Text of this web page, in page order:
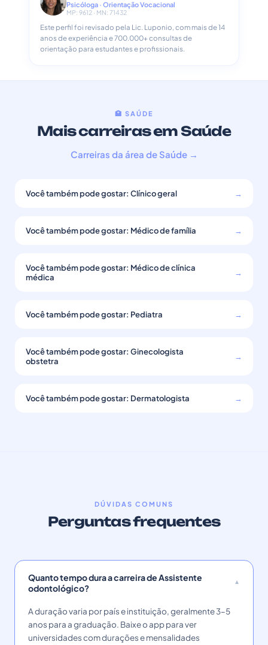
Psicóloga · Orientação Vocacional
MP: 9612 · MN: 71432
Este perfil foi revisado pela Lic. Luponio, com mais de 14
anos de experiência e 700.000+ consultas de
orientação para estudantes e profissionais.
🏥 SAÚDE
Mais carreiras em Saúde
Carreiras da área de Saúde →
Você também pode gostar: Clínico geral →
Você também pode gostar: Médico de família →
Você também pode gostar: Médico de clínica
médica
→
Você também pode gostar: Pediatra →
Você também pode gostar: Ginecologista
obstetra
→
Você também pode gostar: Dermatologista →
DÚVIDAS COMUNS
Perguntas frequentes
Quanto tempo dura a carreira de Assistente
odontológico?
A duração varia por país e instituição, geralmente 3–5
anos para a graduação. Baixe o app para ver
universidades com durações e mensalidades